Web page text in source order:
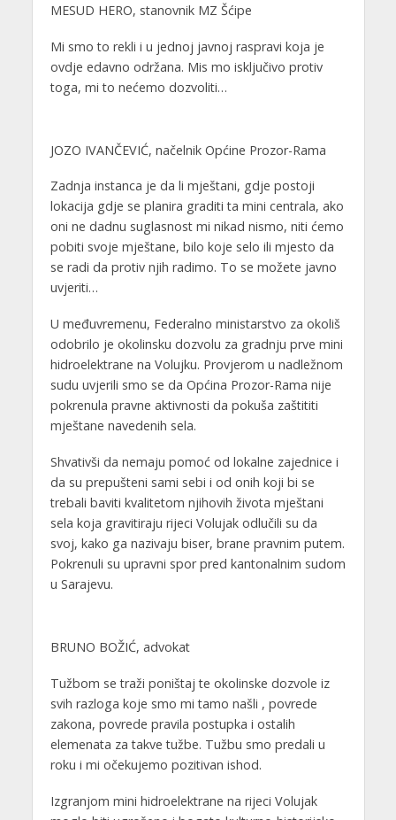
MESUD HERO, stanovnik MZ Šćipe
Mi smo to rekli i u jednoj javnoj raspravi koja je
ovdje edavno održana. Mis mo isključivo protiv
toga, mi to nećemo dozvoliti…
JOZO IVANČEVIĆ, načelnik Općine Prozor-Rama
Zadnja instanca je da li mještani, gdje postoji
lokacija gdje se planira graditi ta mini centrala, ako
oni ne dadnu suglasnost mi nikad nismo, niti ćemo
pobiti svoje mještane, bilo koje selo ili mjesto da
se radi da protiv njih radimo. To se možete javno
uvjeriti…
U međuvremenu, Federalno ministarstvo za okoliš
odobrilo je okolinsku dozvolu za gradnju prve mini
hidroelektrane na Volujku. Provjerom u nadležnom
sudu uvjerili smo se da Općina Prozor-Rama nije
pokrenula pravne aktivnosti da pokuša zaštititi
mještane navedenih sela.
Shvativši da nemaju pomoć od lokalne zajednice i
da su prepušteni sami sebi i od onih koji bi se
trebali baviti kvalitetom njihovih života mještani
sela koja gravitiraju rijeci Volujak odlučili su da
svoj, kako ga nazivaju biser, brane pravnim putem.
Pokrenuli su upravni spor pred kantonalnim sudom
u Sarajevu.
BRUNO BOŽIĆ, advokat
Tužbom se traži poništaj te okolinske dozvole iz
svih razloga koje smo mi tamo našli , povrede
zakona, povrede pravila postupka i ostalih
elemenata za takve tužbe. Tužbu smo predali u
roku i mi očekujemo pozitivan ishod.
Izgranjom mini hidroelektrane na rijeci Volujak